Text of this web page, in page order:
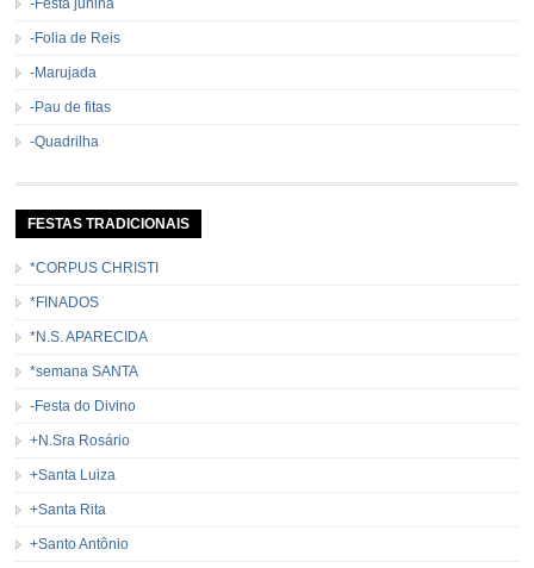
-Folia de Reis
-Marujada
-Pau de fitas
-Quadrilha
FESTAS TRADICIONAIS
*CORPUS CHRISTI
*FINADOS
*N.S. APARECIDA
*semana SANTA
-Festa do Divino
+N.Sra Rosário
+Santa Luiza
+Santa Rita
+Santo Antônio